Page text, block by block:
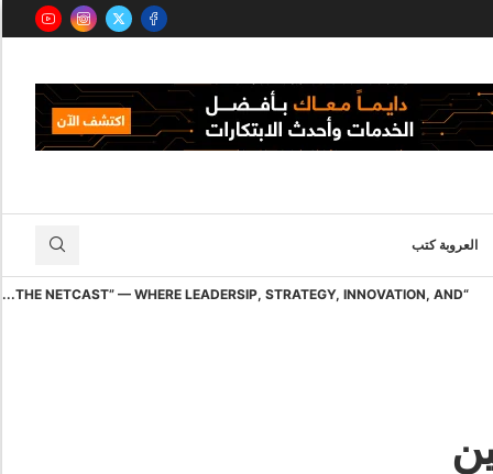
العروبة كتب
“THE NETCAST” — WHERE LEADERSIP, STRATEGY, INNOVATION, AND...